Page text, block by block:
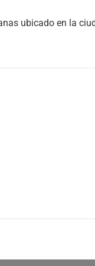
ubicado en la